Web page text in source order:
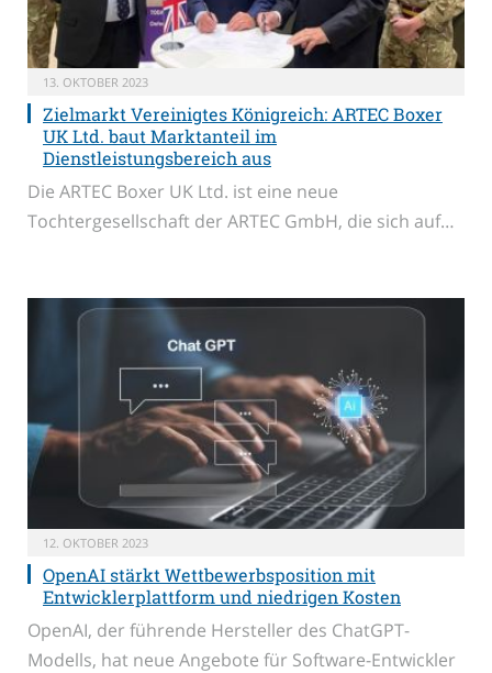
13. OKTOBER 2023
Zielmarkt Vereinigtes Königreich: ARTEC Boxer
UK Ltd. baut Marktanteil im
Dienstleistungsbereich aus
Die ARTEC Boxer UK Ltd. ist eine neue
Tochtergesellschaft der ARTEC GmbH, die sich auf…
12. OKTOBER 2023
OpenAI stärkt Wettbewerbsposition mit
Entwicklerplattform und niedrigen Kosten
OpenAI, der führende Hersteller des ChatGPT-
Modells, hat neue Angebote für Software-Entwickler